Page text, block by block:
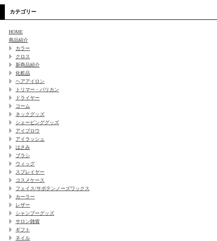
カテゴリー
HOME
商品紹介
カラー
クロス
新商品紹介
化粧品
ヘアアイロン
トリマー・バリカン
ドライヤー
コーム
ネックグッズ
シェービンググッズ
アイブロウ
アイラッシュ
はさみ
ブラシ
ウィッグ
スプレイヤー
コスメケース
フェイス/サボテンノーズワックス
カーラー
レザー
シャンプーグッズ
サロン雑貨
ギフト
ネイル